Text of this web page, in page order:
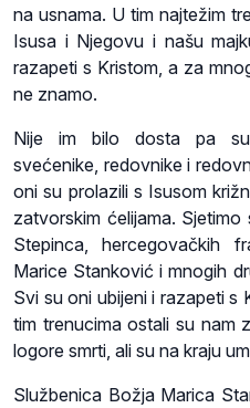
na usnama. U tim najtežim
Isusa i Njegovu i našu
razapeti s Kristom, a za
ne znamo.
Nije im bilo dosta pa su
svećenike, redovnike i
oni su prolazili s Isusom
zatvorskim ćelijama.
Stepinca, hercegovačkih
Marice Stanković i mnogih
Svi su oni ubijeni i razapeti s
tim trenucima ostali su nam
logore smrti, ali su na kraju
Službenica Božja Marica